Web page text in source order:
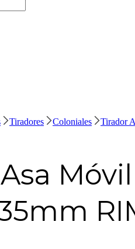
Tiradores Coloniales Tirador